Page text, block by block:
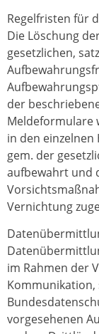
Regelfristen für
Die Löschung
gesetzlichen,
der
Meldeformulare
in den
gem. der
aufbewahrt und
Vernichtung
im Rahmen der
vorgesehenen